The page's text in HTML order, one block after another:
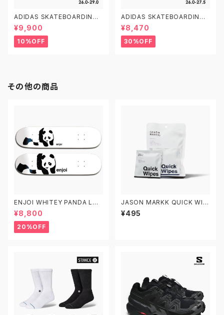
ADIDAS SKATEBOARDING
CAMPUS ADV B22716 26.0
-29.0 アディダス スケートボー
ディング キャンパスADV
¥9,900
10%OFF
ADIDAS SKATEBOARDING
STAN SMITH ADV GX9753
26.0-27.5 アディダス スケート
ボーディング スタンスミスADV
スケシュー
¥8,470
30%OFF
その他の商品
ENJOI WHITEY PANDA LOG
O エンジョイ スケートボード デ
ッキ スケボー7.5 7.75 8.0 8.2
5 8.5 子供用 キッズ
¥8,800
20%OFF
JASON MARKK QUICK WIP
ES 3 PACK ジェイソンマーク
クイックワイプス 3パック スニ
¥495